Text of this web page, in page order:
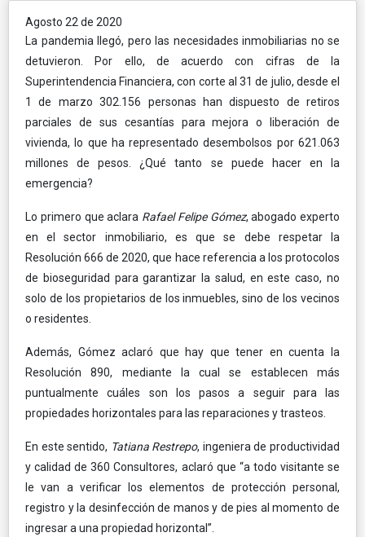
Agosto 22 de 2020
La pandemia llegó, pero las necesidades inmobiliarias no se
detuvieron. Por ello, de acuerdo con cifras de la
Superintendencia Financiera, con corte al 31 de julio, desde el
1 de marzo 302.156 personas han dispuesto de retiros
parciales de sus cesantías para mejora o liberación de
vivienda, lo que ha representado desembolsos por 621.063
millones de pesos. ¿Qué tanto se puede hacer en la
emergencia?
Lo primero que aclara Rafael Felipe Gómez, abogado experto
en el sector inmobiliario, es que se debe respetar la
Resolución 666 de 2020, que hace referencia a los protocolos
de bioseguridad para garantizar la salud, en este caso, no
solo de los propietarios de los inmuebles, sino de los vecinos
o residentes.
Además, Gómez aclaró que hay que tener en cuenta la
Resolución 890, mediante la cual se establecen más
puntualmente cuáles son los pasos a seguir para las
propiedades horizontales para las reparaciones y trasteos.
En este sentido, Tatiana Restrepo, ingeniera de productividad
y calidad de 360 Consultores, aclaró que “a todo visitante se
le van a verificar los elementos de protección personal,
registro y la desinfección de manos y de pies al momento de
ingresar a una propiedad horizontal”.